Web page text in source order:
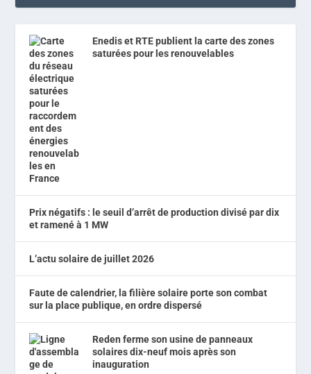
Enedis et RTE publient la carte des zones
saturées pour les renouvelables
Prix négatifs : le seuil d’arrêt de production divisé par dix
et ramené à 1 MW
L’actu solaire de juillet 2026
Faute de calendrier, la filière solaire porte son combat
sur la place publique, en ordre dispersé
Reden ferme son usine de panneaux
solaires dix-neuf mois après son
inauguration